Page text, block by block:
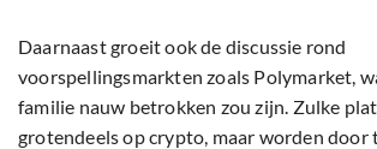
Daarnaast groeit ook de discussie rond
voorspellingsmarkten zoals Polymarket,
familie nauw betrokken zou zijn. Zulke
grotendeels op crypto, maar worden door